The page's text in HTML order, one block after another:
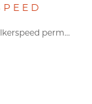
Le rouleau Alkerspeed permet aux…